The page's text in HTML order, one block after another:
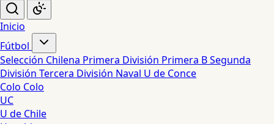
Inicio
Fútbol
Selección Chilena Primera División Primera BSegunda
División Tercera División Naval U de Conce
Colo Colo
UC
U de Chile